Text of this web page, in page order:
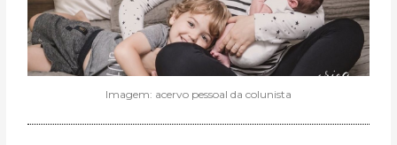
Imagem: acervo pessoal da colunista